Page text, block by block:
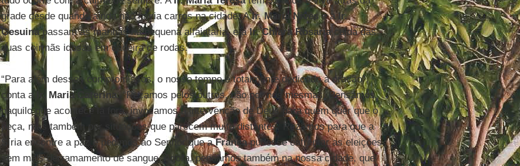
grade desde quando ainda não havia carros na cidade. AIr. Maria Nivese aIr.
Gesuinapassam as manhãs na pequena alfaiataria, e aIr. Chiara Rosariacuida das
duas coirmãs idosas em cadeira de rodas.
“Para além desses compromissos, o nosso tempo é totalmente dedicado à oração”,
conta a
Ir. Maria Caterina. “Rezamos pelos outros, não por nós mesmas. Pensamos
naquilo que acontece lá fora, invocamos a intervenção de Deus para quem quer que o
peça, mas também por situações que parecem muito distantes. Rezamos para que a
Síria encontre a paz e pedimos ao Senhor que aFrançapudesse enfrentar as eleições
sem mais derramamento de sangue. Agora, pensamos também na nossa cidade, que